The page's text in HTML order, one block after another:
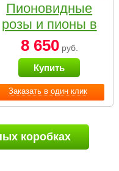
Заказать в один клик
Пионовидные
розы и пионы в
белой коробке
Small
8 650руб.
Купить
коробках